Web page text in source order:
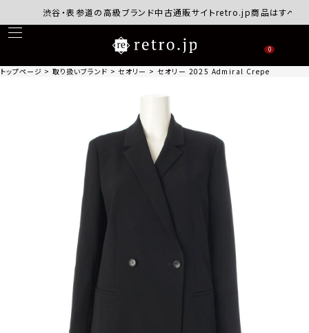
渋谷・表参道の高級ブランド中古通販サイトretro.jp商品はすべて正規
0
トップページ 取り扱いブランド セオリー セオリー 2025 Admiral Crepe ダブル テ